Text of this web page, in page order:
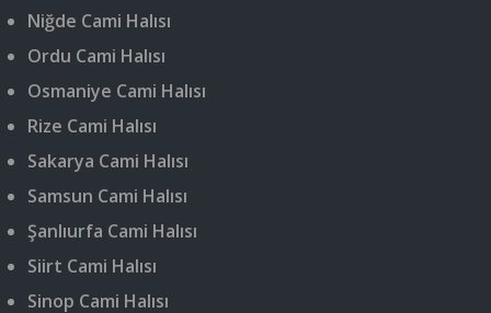
Niğde Cami Halısı
Ordu Cami Halısı
Osmaniye Cami Halısı
Rize Cami Halısı
Sakarya Cami Halısı
Samsun Cami Halısı
Şanlıurfa Cami Halısı
Siirt Cami Halısı
Sinop Cami Halısı